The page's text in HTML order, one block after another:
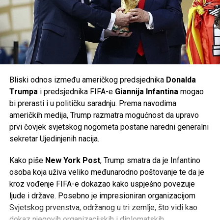
Tweet Share
Mail
Saska, koja posjeduje oko 20 posto udjela
u
Volkswagenu i ima značajan utjecaj u nadzornom odboru
kompanije. Prema njemačkim medijima, odbor je u početnoj
fazi odbio dio predloženih mjera.
Volkswagen je ranije potvrdio da će do kraja decenije u
35.000biti u matičnom brendu Volkswagen, dok će
ostatak biti raspoređen na kompanije unutar grupacije,
uključujući AudiiPorsche. Do sada je više od37.000
zaposlenihveć prihvatilo programe dobrovoljnog odlaska
iz kompanije.
evropski proizvođač automobila nalazi pred jednim od
najvećih izazova u svojoj historiji, dok će naredni mjeseci
biti ključni za budući smjer razvoja kompanije.
Share Post
Share
Bliski odnos između američkog predsjednika Donalda
Trumpai predsjednika FIFA-e Giannija Infantinamogao
bi prerasti i u političku saradnju. Prema navodima
američkih medija, Trump razmatra mogućnost da upravo
prvi čovjek svjetskog nogometa postane naredni generalni
sekretar Ujedinjenih nacija.
Kako piše New York Post, Trump smatra da je Infantino
osoba koja uživa veliko međunarodno poštovanje te da je
kroz vođenje FIFA-e dokazao kako uspješno povezuje
ljude i države. Posebno je impresioniran organizacijom
Svjetskog prvenstva, održanog u tri zemlje, što vidi kao